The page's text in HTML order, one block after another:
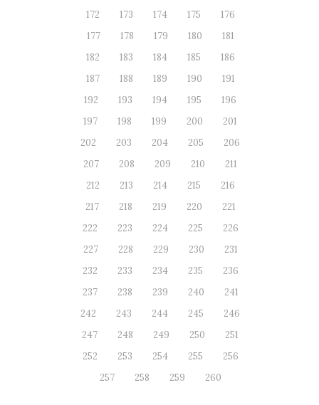
172
173 174 175
176
177
178 179 180
181
182
183 184 185
186
187
188 189 190
191
192
193 194 195
196
197
198 199 200
201
202
203 204 205
206
207
208 209 210
211
212
213 214 215
216
217
218 219 220
221
222
223 224 225
226
227
228 229 230
231
232
233 234 235
236
237
238 239 240
241
242
243 244 245
246
247
248 249 250
251
252
253 254 255
256
257
258 259 260